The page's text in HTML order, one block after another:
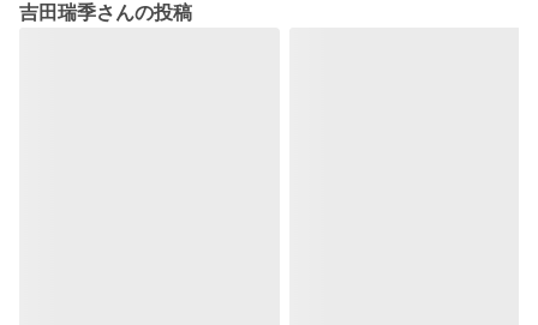
吉田瑞季さんの投稿